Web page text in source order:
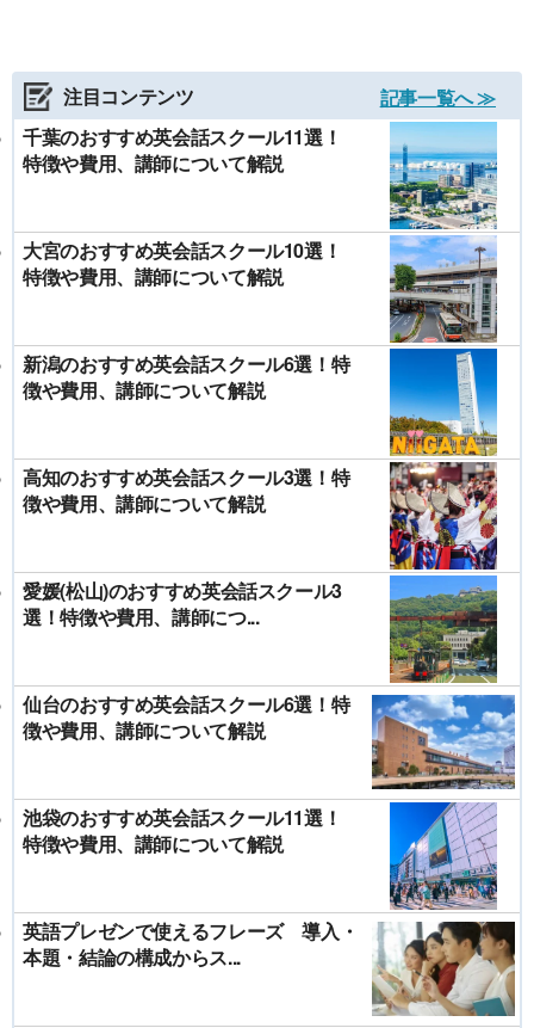
注目コンテンツ
記事一覧へ ≫
千葉のおすすめ英会話スクール11選！
特徴や費用、講師について解説
大宮のおすすめ英会話スクール10選！
特徴や費用、講師について解説
新潟のおすすめ英会話スクール6選！特
徴や費用、講師について解説
高知のおすすめ英会話スクール3選！特
徴や費用、講師について解説
愛媛(松山)のおすすめ英会話スクール3
選！特徴や費用、講師につ...
仙台のおすすめ英会話スクール6選！特
徴や費用、講師について解説
池袋のおすすめ英会話スクール11選！
特徴や費用、講師について解説
英語プレゼンで使えるフレーズ 導入・
本題・結論の構成からス...